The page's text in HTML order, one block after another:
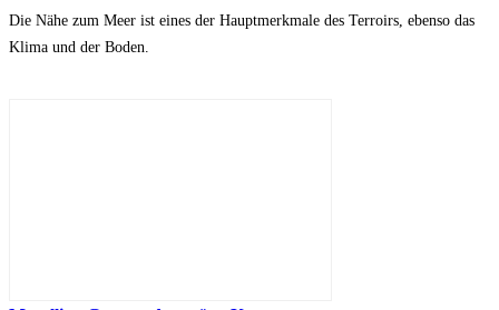
Die Nähe zum Meer ist eines der Hauptmerkmale des Terroirs, ebenso das
Klima und der Boden.